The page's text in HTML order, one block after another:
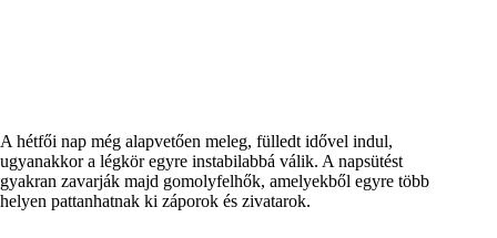
A hétfői nap még alapvetően meleg, fülledt idővel indul,
ugyanakkor a légkör egyre instabilabbá válik. A napsütést
gyakran zavarják majd gomolyfelhők, amelyekből egyre több
helyen pattanhatnak ki záporok és zivatarok.